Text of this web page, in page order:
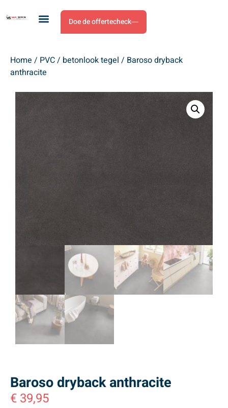
Doe de offertecheck
Home / PVC/ betonlook tegel / Baroso dryback
anthracite
Baroso dryback anthracite
€ 39,95